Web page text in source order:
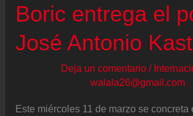
Boric entrega el
José Antonio Kast
Deja un comentario /
walala26@gmail.com
Este miércoles 11 de marzo se concreta